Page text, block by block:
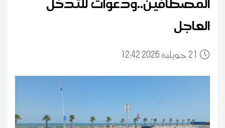
العاجل
21 12:42 2026 جويلية